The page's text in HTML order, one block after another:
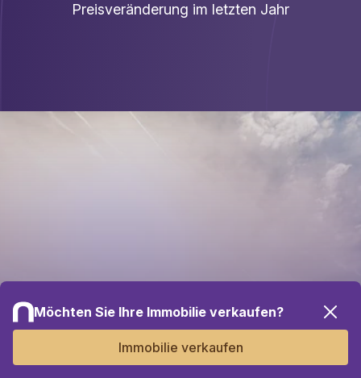
Preisveränderung im letzten Jahr
Kontaktieren Sie Ihr Team vor
Ort
Möchten Sie Ihre Immobilie verkaufen?
Immobilie verkaufen